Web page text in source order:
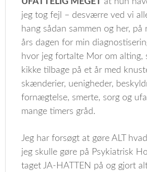
jeg tog fejl – desværre ved vi
hang sådan sammen og her, på
års dagen for min
hvor jeg fortalte Mor om alting,
kikke tilbage på et år med
skænderier, uenigheder,
fornægtelse, smerte, sorg og
mange timers gråd.
Jeg har forsøgt at gøre ALT
jeg skulle gøre på Psykiatrisk
taget JA-HATTEN på og gjort